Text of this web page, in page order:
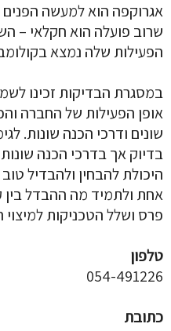
אגרוקפה הוא למעשה
שרוב פועלה הוא חקלאי –
הפעילות שלה נמצא
במסגרת הבדיקות זכינו
אופן הפעילות של החברה
שונים ודרכי הכנה שונות.
בדיוק אך בדרכי הכנה
היכולת להבחין ולהבדיל
אחת ולתמיד מה ההבדל בין
פרס ושלל הטכניקות
טלפון
054-491226
כתובת